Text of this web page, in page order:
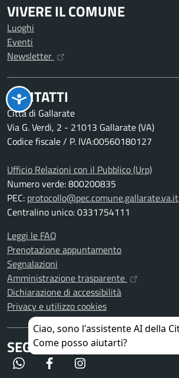
VIVERE IL COMUNE
Luoghi
Eventi
Newsletter
CONTATTI
Città di Gallarate
Via G. Verdi, 2 - 21013 Gallarate (VA)
Codice fiscale / P. IVA:00560180127
Ufficio Relazioni con il Pubblico (Urp)
Numero verde: 800200835
PEC: protocollo@pec.comune.gallarate.va.it
Centralino unico: 0331754111
Leggi le FAQ
Prenotazione appuntamento
Segnalazioni
Amministrazione trasparente
Dichiarazione di accessibilità
Privacy e utilizzo cookies
SEGUICI SU
WhatsApp Facebook